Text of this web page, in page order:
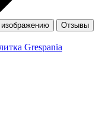
Отзывы
Grespania